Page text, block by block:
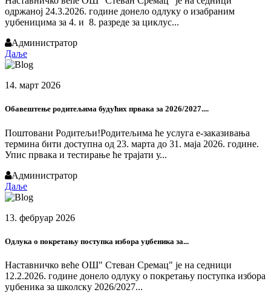
одржаној 24.3.2026. године донело одлуку о изабраним
уџбеницима за 4. и 8. разреде за циклус...
Администратор
Даље
14. март 2026
Обавештење родитељима будућих првака за 2026/2027....
Поштовани Родитељи!Родитељима ће услуга е-заказивања
термина бити доступна од 23. марта до 31. маја 2026. године.
Упис првака и тестирање ће трајати у...
Администратор
Даље
13. фебруар 2026
Одлука о покретању поступка избора уџбеника за...
Наставничко веће ОШ" Стеван Сремац" је на седници
12.2.2026. године донело одлуку о покретању поступка избора
уџбеника за школску 2026/2027...